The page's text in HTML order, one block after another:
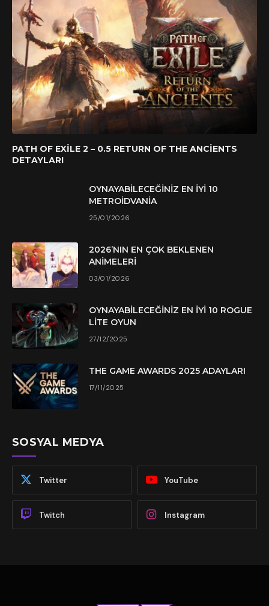
PATH OF EXILE 2 – 0.5 RETURN OF THE ANCIENTS
DETAYLARI
OYNAYABILECEĞINIZ EN İYI 10
METROIDVANIA
25/01/2026
2026’NIN EN ÇOK BEKLENEN
ANIMELERI
03/01/2026
OYNAYABILECEĞINIZ EN İYI 10 ROGUE
LITE OYUN
27/12/2025
THE GAME AWARDS 2025 ADAYLARI
17/11/2025
SOSYAL MEDYA
Twitter YouTube
Twitch Instagram